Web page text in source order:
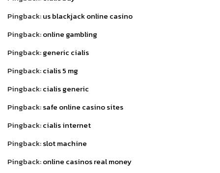
Pingback:us blackjack online casino
Pingback:online gambling
Pingback:generic cialis
Pingback:cialis 5 mg
Pingback:cialis generic
Pingback:safe online casino sites
Pingback:cialis internet
Pingback:slot machine
Pingback:online casinos real money